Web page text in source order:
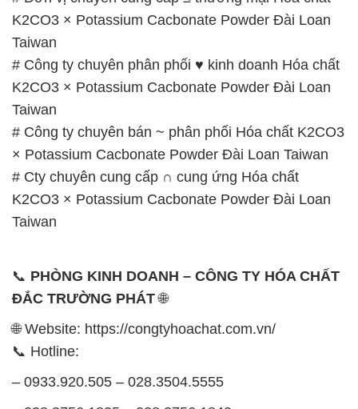
# Công ty chuyên bán ~ phân phối Hóa chất K2CO3
× Potassium Cacbonate Powder Đài Loan Taiwan
# Cty chuyên cung cấp ∩ cung ứng Hóa chất
K2CO3 × Potassium Cacbonate Powder Đài Loan
Taiwan
📞PHÒNG KINH DOANH – CÔNG TY HÓA CHẤT
ĐẮC TRƯỜNG PHÁT🌐
🌐 Website: https://congtyhoachat.com.vn/
– 0933.920.505 – 028.3504.5555
028.3756.1841- 028.3756.1842
0902.765.866